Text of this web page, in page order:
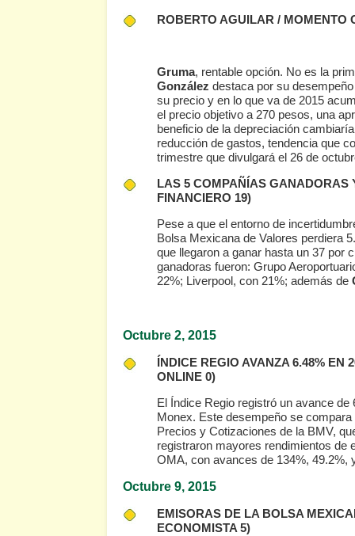
ROBERTO AGUILAR / MOMENTO
Gruma, rentable opción. No es la
González destaca por su
su precio y en lo que va de 2015
el precio objetivo a 270 pesos, una
beneficio de la depreciación
reducción de gastos, tendencia que
trimestre que divulgará el 26 de
LAS 5 COMPAÑÍAS GANADORAS
FINANCIERO 19)
Pese a que el entorno de
Bolsa Mexicana de Valores perdiera
que llegaron a ganar hasta un 37 por
ganadoras fueron: Grupo
22%; Liverpool, con 21%; además de
Octubre 2, 2015
ÍNDICE REGIO AVANZA 6.48% EN
ONLINE 0)
El Índice Regio registró un avance
Monex. Este desempeño se
Precios y Cotizaciones de la BMV,
registraron mayores rendimientos de
OMA, con avances de 134%, 49.2%,
Octubre 9, 2015
EMISORAS DE LA BOLSA
ECONOMISTA 5)